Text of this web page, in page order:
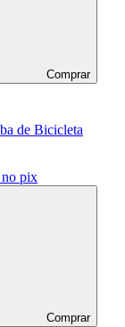
Comprar
de Bicicleta
no pix
Comprar